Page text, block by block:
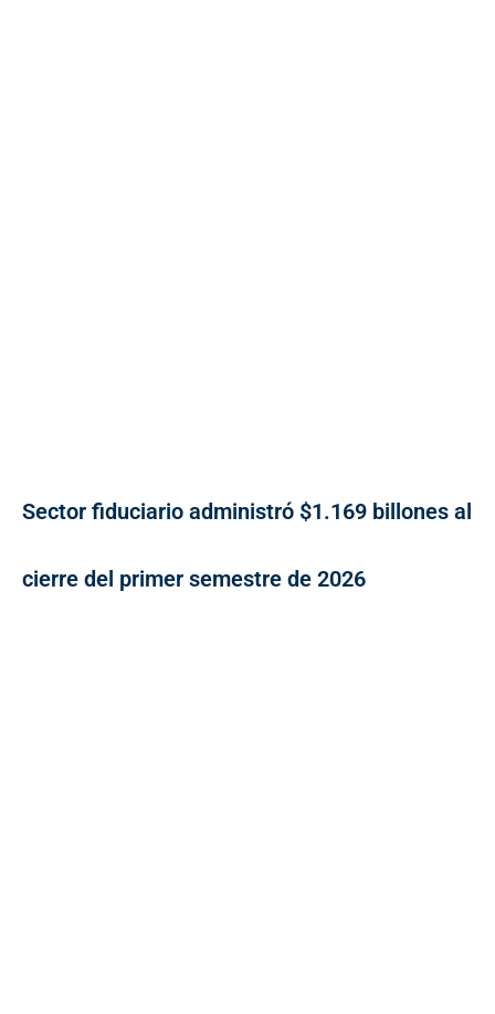
Sector fiduciario administró $1.169 billones al
cierre del primer semestre de 2026